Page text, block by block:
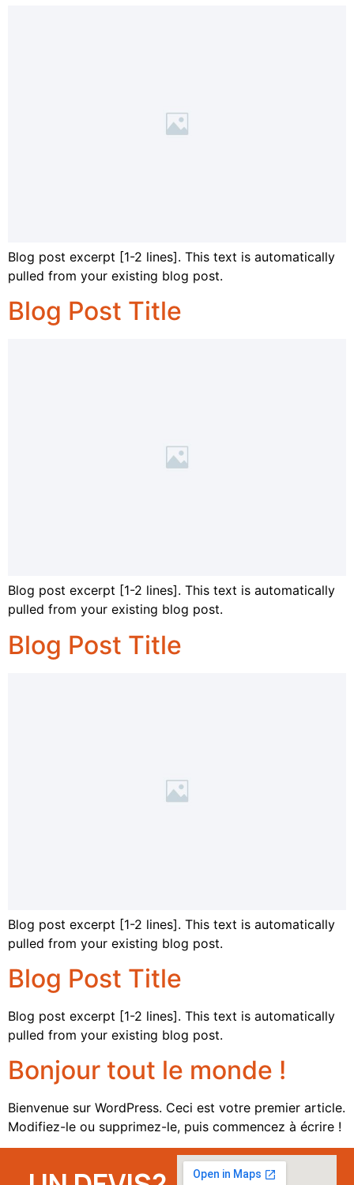
Blog post excerpt [1-2 lines]. This text is automatically
pulled from your existing blog post.
Blog Post Title
Blog post excerpt [1-2 lines]. This text is automatically
pulled from your existing blog post.
Blog Post Title
Blog post excerpt [1-2 lines]. This text is automatically
pulled from your existing blog post.
Blog Post Title
Blog post excerpt [1-2 lines]. This text is automatically
pulled from your existing blog post.
Bonjour tout le monde !
Bienvenue sur WordPress. Ceci est votre premier article.
Modifiez-le ou supprimez-le, puis commencez à écrire !